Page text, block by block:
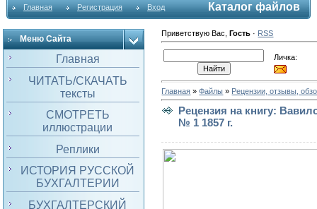
Главная Регистрация Вход Каталог файлов
Меню Сайта
Главная
ЧИТАТЬ/СКАЧАТЬ
тексты
СМОТРЕТЬ
иллюстрации
Реплики
ИСТОРИЯ РУССКОЙ
БУХГАЛТЕРИИ
БУХГАЛТЕРСКИЙ
Приветствую Вас ,Гость · RSS
Личка:
Главная »Файлы » Рецензии, отзывы,
Рецензия на книгу:
№ 1 1857 г.